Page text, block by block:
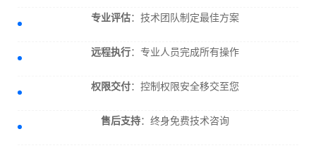
专业评估：技术团队制定最佳方案
远程执行：专业人员完成所有操作
权限交付：控制权限安全移交至您
售后支持：终身免费技术咨询